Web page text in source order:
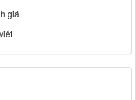
giá